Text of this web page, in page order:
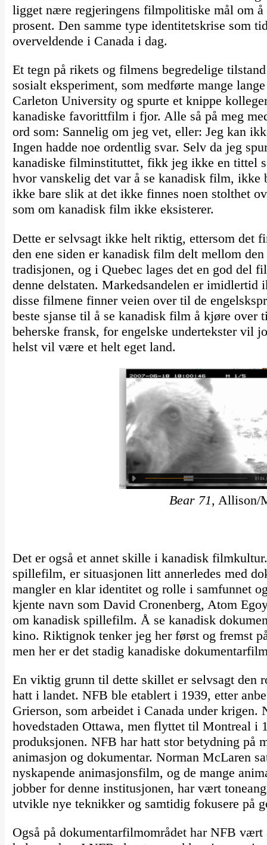
ligget nære regjeringens filmpolitiske mål om å
prosent. Den samme type identitetskrise som
overveldende i Canada i dag.
Et tegn på rikets og filmens begredelige
sosialt eksperiment, som medførte mange
Carleton University og spurte et knippe
kanadiske favorittfilm i fjor. Alle så på meg
ord som: Sannelig om jeg vet, eller: Jeg kan
Ingen hadde noe ordentlig svar. Selv da jeg
kanadiske filminstituttet, fikk jeg ikke en tittel
hvor vanskelig det var å se kanadisk film, ikke
ikke bare slik at det ikke finnes noen stolthet
som om kanadisk film ikke eksisterer.
Dette er selvsagt ikke helt riktig, ettersom det
den ene siden er kanadisk film delt mellom
tradisjonen, og i Quebec lages det en god del
denne delstaten. Markedsandelen er
disse filmene finner veien over til de
beste sjanse til å se kanadisk film å kjøre over
beherske fransk, for engelske undertekster vil
helst vil være et helt eget land.
Bear 71, Allison/
Det er også et annet skille i kanadisk
spillefilm, er situasjonen litt annerledes med
mangler en klar identitet og rolle i samfunnet
kjente navn som David Cronenberg, Atom
om kanadisk spillefilm. Å se kanadisk
kino. Riktignok tenker jeg her først og fremst
men her er det stadig kanadiske
En viktig grunn til dette skillet er selvsagt den
hatt i landet. NFB ble etablert i 1939, etter
Grierson, som arbeidet i Canada under
hovedstaden Ottawa, men flyttet til Montreal i
produksjonen. NFB har hatt stor betydning på
animasjon og dokumentar. Norman McLaren
nyskapende animasjonsfilm, og de mange
jobber for denne institusjonen, har vært
utvikle nye teknikker og samtidig fokusere på
Også på dokumentarfilmområdet har NFB